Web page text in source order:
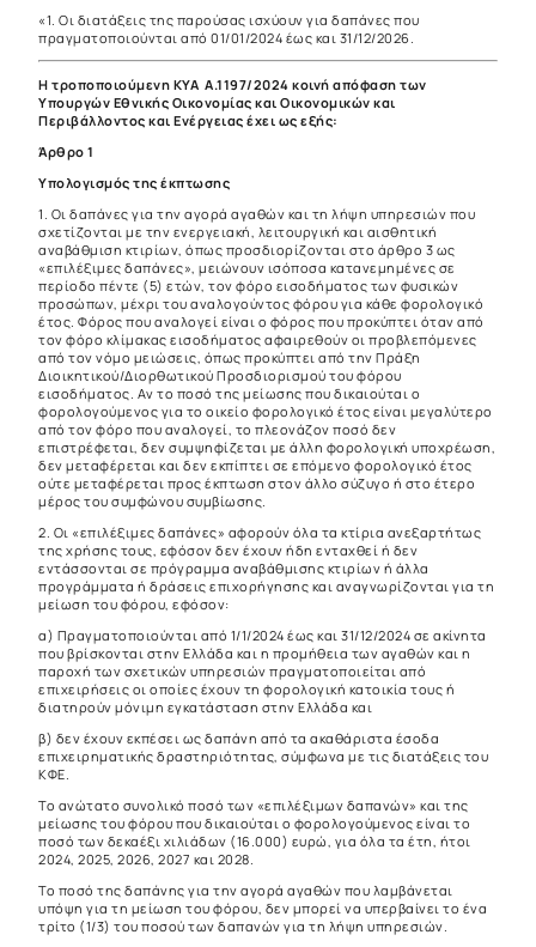
«1. Οι διατάξεις της παρούσας ισχύουν για δαπάνες που
πραγματοποιούνται από 01/01/2024 έως και 31/12/2026.
Η τροποποιούμενη ΚΥΑ Α.1197/2024 κοινή απόφαση των
Υπουργών Εθνικής Οικονομίας και Οικονομικών και
Περιβάλλοντος και Ενέργειας έχει ως εξής:
Άρθρο 1
Υπολογισμός της έκπτωσης
1. Οι δαπάνες για την αγορά αγαθών και τη λήψη υπηρεσιών που
σχετίζονται με την ενεργειακή, λειτουργική και αισθητική
αναβάθμιση κτιρίων, όπως προσδιορίζονται στο άρθρο 3 ως
«επιλέξιμες δαπάνες», μειώνουν ισόποσα κατανεμημένες σε
περίοδο πέντε (5) ετών, τον φόρο εισοδήματος των φυσικών
προσώπων, μέχρι του αναλογούντος φόρου για κάθε φορολογικό
έτος. Φόρος που αναλογεί είναι ο φόρος που προκύπτει όταν από
τον φόρο κλίμακας εισοδήματος αφαιρεθούν οι προβλεπόμενες
από τον νόμο μειώσεις, όπως προκύπτει από την Πράξη
Διοικητικού/Διορθωτικού Προσδιορισμού του φόρου
εισοδήματος. Αν το ποσό της μείωσης που δικαιούται ο
φορολογούμενος για το οικείο φορολογικό έτος είναι μεγαλύτερο
από τον φόρο που αναλογεί, το πλεονάζον ποσό δεν
επιστρέφεται, δεν συμψηφίζεται με άλλη φορολογική υποχρέωση,
δεν μεταφέρεται και δεν εκπίπτει σε επόμενο φορολογικό έτος
ούτε μεταφέρεται προς έκπτωση στον άλλο σύζυγο ή στο έτερο
μέρος του συμφώνου συμβίωσης.
2. Οι «επιλέξιμες δαπάνες» αφορούν όλα τα κτίρια ανεξαρτήτως
της χρήσης τους, εφόσον δεν έχουν ήδη ενταχθεί ή δεν
εντάσσονται σε πρόγραμμα αναβάθμισης κτιρίων ή άλλα
προγράμματα ή δράσεις επιχορήγησης και αναγνωρίζονται για τη
μείωση του φόρου, εφόσον:
α) Πραγματοποιούνται από 1/1/2024 έως και 31/12/2024 σε ακίνητα
που βρίσκονται στην Ελλάδα και η προμήθεια των αγαθών και η
παροχή των σχετικών υπηρεσιών πραγματοποιείται από
επιχειρήσεις οι οποίες έχουν τη φορολογική κατοικία τους ή
διατηρούν μόνιμη εγκατάσταση στην Ελλάδα και
β) δεν έχουν εκπέσει ως δαπάνη από τα ακαθάριστα έσοδα
επιχειρηματικής δραστηριότητας, σύμφωνα με τις διατάξεις του
ΚΦΕ.
Το ανώτατο συνολικό ποσό των «επιλέξιμων δαπανών» και της
μείωσης του φόρου που δικαιούται ο φορολογούμενος είναι το
ποσό των δεκαέξι χιλιάδων (16.000) ευρώ, για όλα τα έτη, ήτοι
2024, 2025, 2026, 2027 και 2028.
Το ποσό της δαπάνης για την αγορά αγαθών που λαμβάνεται
υπόψη για τη μείωση του φόρου, δεν μπορεί να υπερβαίνει το ένα
τρίτο (1/3) του ποσού των δαπανών για τη λήψη υπηρεσιών.